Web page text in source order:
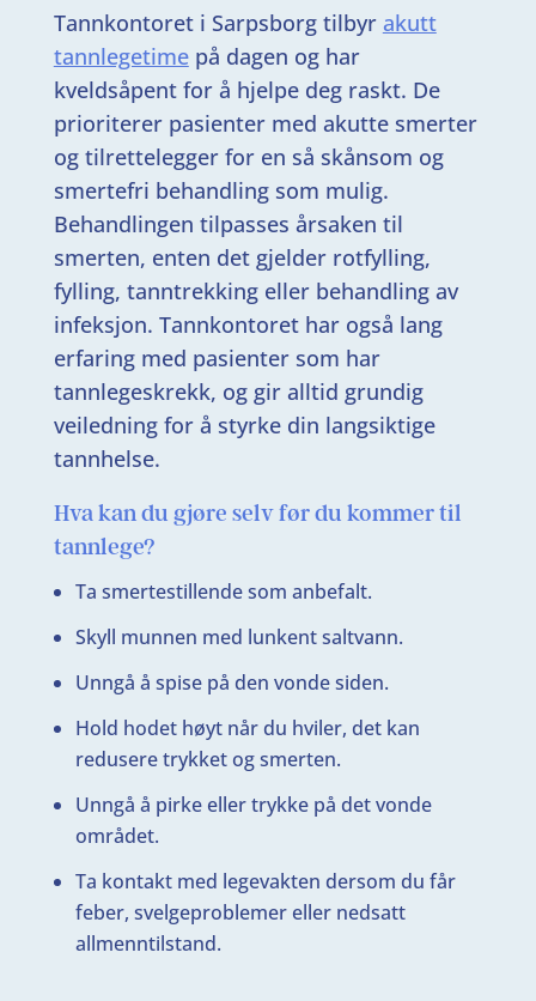
Tannkontoret i Sarpsborg tilbyr akutt
tannlegetimepå dagen og har
kveldsåpent for å hjelpe deg raskt. De
prioriterer pasienter med akutte smerter
og tilrettelegger for en så skånsom og
smertefri behandling som mulig.
Behandlingen tilpasses årsaken til
smerten, enten det gjelder rotfylling,
fylling, tanntrekking eller behandling av
infeksjon. Tannkontoret har også lang
erfaring med pasienter som har
tannlegeskrekk, og gir alltid grundig
veiledning for å styrke din langsiktige
tannhelse.
Hva kan du gjøre selv før du kommer til
tannlege?
Ta smertestillende som anbefalt.
Skyll munnen med lunkent saltvann.
Unngå å spise på den vonde siden.
Hold hodet høyt når du hviler, det kan
redusere trykket og smerten.
Unngå å pirke eller trykke på det vonde
området.
Ta kontakt med legevakten dersom du får
feber, svelgeproblemer eller nedsatt
allmenntilstand.